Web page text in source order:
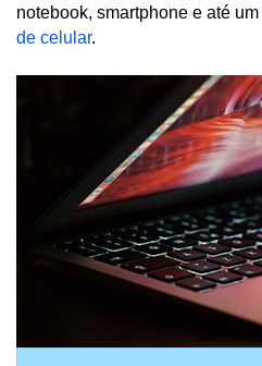
notebook, smartphone e até um
de celular.